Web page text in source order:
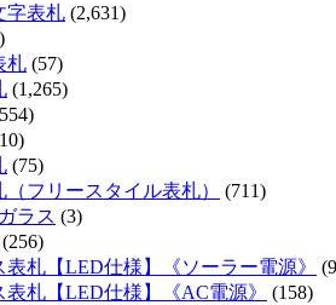
字表札 (2,631)
札 (57)
(1,265)
(75)
フリースタイル表札）
(711)
ラス (3)
(256)
表札【LED仕様】《ソーラー電源》
表札【LED仕様】《AC電源》
(158)